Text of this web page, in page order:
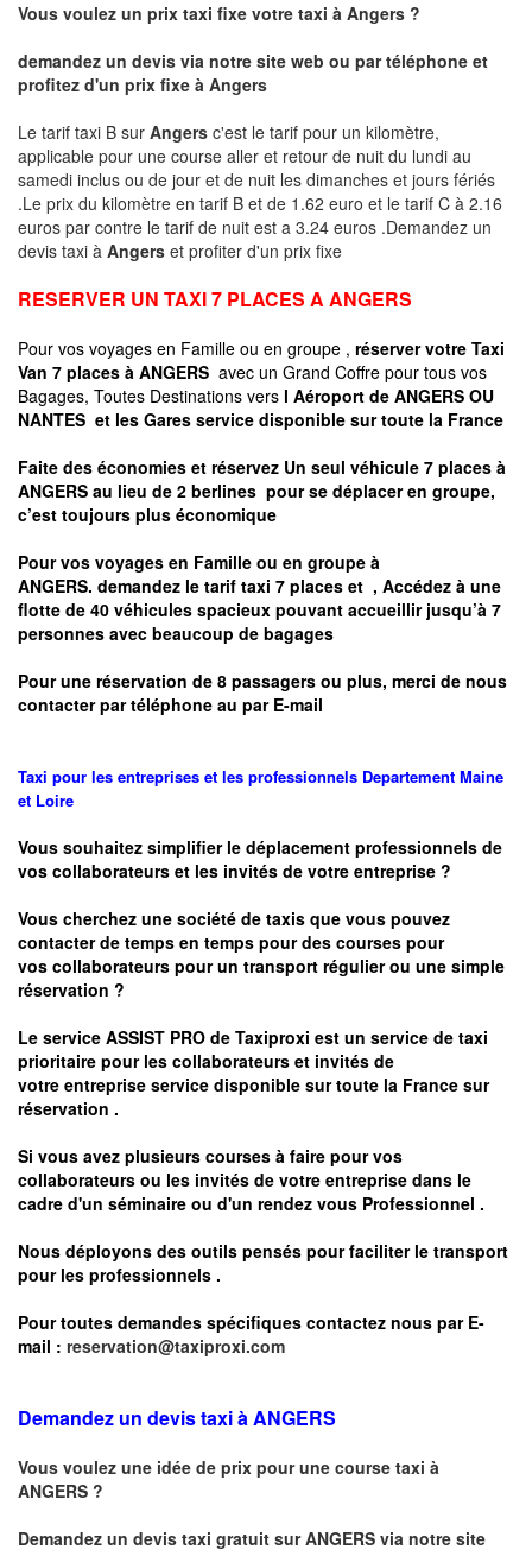
Vous voulez un prix taxi fixe votre taxi à Angers ?
demandez un devis via notre site web ou par téléphone et
profitez d'un prix fixe à Angers
Le tarif taxi B sur Angers c'est le tarif pour un kilomètre,
applicable pour une course aller et retour de nuit du lundi au
samedi inclus ou de jour et de nuit les dimanches et jours fériés
.Le prix du kilomètre en tarif B et de 1.62 euro et le tarif C à 2.16
euros par contre le tarif de nuit est a 3.24 euros .Demandez un
devis taxi à Angers et profiter d'un prix fixe
RESERVER UN TAXI 7 PLACES A ANGERS
Pour vos voyages en Famille ou en groupe , réserver votre Taxi
Van 7 places à ANGERS avec un Grand Coffre pour tous vos
Bagages, Toutes Destinations vers l Aéroport de ANGERS OU
NANTES et les Gares service disponible sur toute la France
Faite des économies et réservez Un seul véhicule 7 places à
ANGERS au lieu de 2 berlines pour se déplacer en groupe,
c’est toujours plus économique
Pour vos voyages en Famille ou en groupe à
ANGERS. demandez le tarif taxi 7 places et , Accédez à une
flotte de 40 véhicules spacieux pouvant accueillir jusqu’à 7
personnes avec beaucoup de bagages
Pour une réservation de 8 passagers ou plus, merci de nous
contacter par téléphone au par E-mail
Taxi pour les entreprises et les professionnels Departement Maine
et Loire
Vous souhaitez simplifier le déplacement professionnels de
vos collaborateurs et les invités de votre entreprise ?
Vous cherchez une société de taxis que vous pouvez
contacter de temps en temps pour des courses pour
vos collaborateurs pour un transport régulierou une simple
réservation ?
Le service ASSIST PRO de Taxiproxi est un service de taxi
prioritaire pour les collaborateurs et invités de
votre entreprise service disponible sur toute la France sur
réservation .
Si vous avez plusieurs courses à faire pour vos
collaborateurs ou les invités de votre entreprise dans le
cadre d'un séminaire ou d'un rendez vous Professionnel .
Nous déployons des outils pensés pour faciliter le transport
pour les professionnels .
Pour toutes demandes spécifiques contactez nous par E-
mail : reservation@taxiproxi.com
Demandez un devis taxi à ANGERS
Vous voulez une idée de prix pour une course taxi à
ANGERS ?
Demandez un devis taxi gratuit surANGERS via notre site